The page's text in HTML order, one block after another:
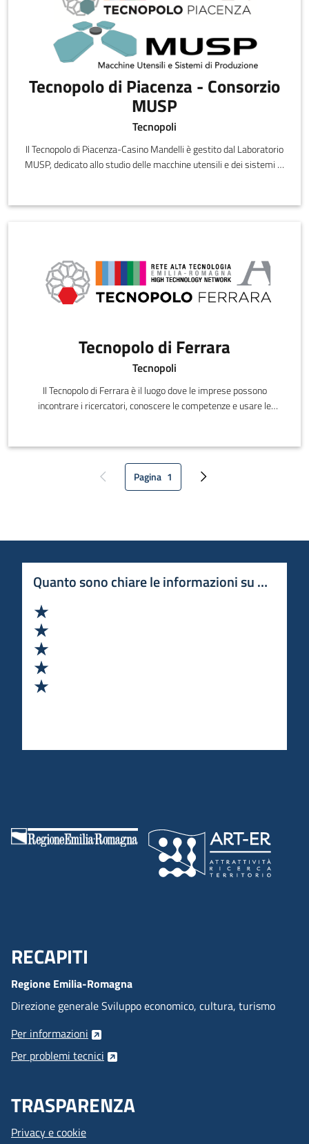
Tecnopolo di Piacenza - Consorzio
MUSP
Tecnopoli
Il Tecnopolo di Piacenza-Casino Mandelli è gestito dal Laboratorio
MUSP, dedicato allo studio delle macchine utensili e dei sistemi di
Tecnopolo di Ferrara
Tecnopoli
Il Tecnopolo di Ferrara è il luogo dove le imprese possono
incontrare i ricercatori, conoscere le competenze e usare le
Pagina precedentePagina attuale
Pagina 1 Pagina successiva
Quanto sono chiare le informazioni su questa
Menu Footer
RECAPITI
Regione Emilia-Romagna
Direzione generale Sviluppo economico, cultura, turismo
Per informazioni
Per problemi tecnici
TRASPARENZA
Privacy e cookie